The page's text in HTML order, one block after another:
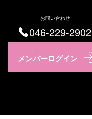
お問い合わせ
046-229-2902